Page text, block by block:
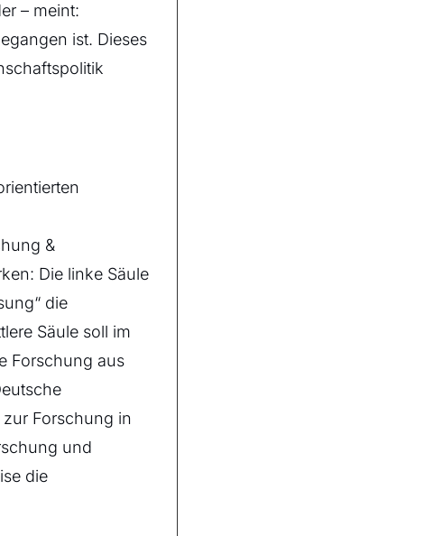
– meint:
ist. Dieses
&
Die linke Säule
die
Säule soll im
Forschung aus
Forschung in
und
die